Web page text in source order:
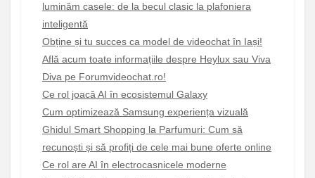
luminăm casele: de la becul clasic la plafoniera
inteligentă
Obține și tu succes ca model de videochat în Iași!
Află acum toate informațiile despre Heylux sau Viva
Diva pe Forumvideochat.ro!
Ce rol joacă AI în ecosistemul Galaxy
Cum optimizează Samsung experiența vizuală
Ghidul Smart Shopping la Parfumuri: Cum să
recunoști și să profiți de cele mai bune oferte online
Ce rol are AI în electrocasnicele moderne